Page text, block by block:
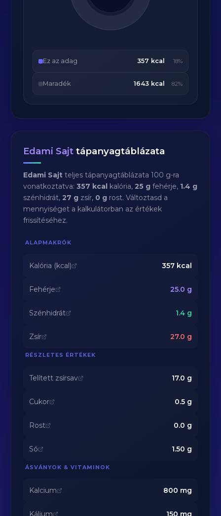
Ez az adag 357 kcal 18%
Maradék 1643 kcal 82%
Edami Sajt tápanyagtáblázata
Edami Sajt teljes tápanyagtáblázata 100 g-ra
vonatkoztatva:357 kcal kalória,25 g fehérje, 1.4 g
szénhidrát,27 g zsír, 0 g rost. Változtasd a
mennyiséget a kalkulátorban az értékek
frissítéséhez.
ALAPMAKRÓK
Kalória (kcal) 357kcal
Fehérje 25.0 g
Szénhidrát 1.4g
Zsír 27.0 g
RÉSZLETES ÉRTÉKEK
Telített zsírsav 17.0 g
Cukor 0.5g
Rost 0.0 g
Só 1.50 g
ÁSVÁNYOK & VITAMINOK
Kalcium 800 mg
Kálium 150 mg